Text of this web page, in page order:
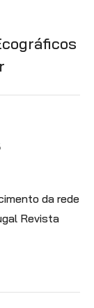
da rede
Revista